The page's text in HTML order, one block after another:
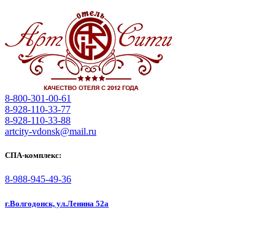
8-800-301-00-61
8-928-110-33-77
8-928-110-33-88
artcity-vdonsk@mail.ru
СПА-комплекс:
8-988-945-49-36
г.Волгодонск, ул.Ленина 52а